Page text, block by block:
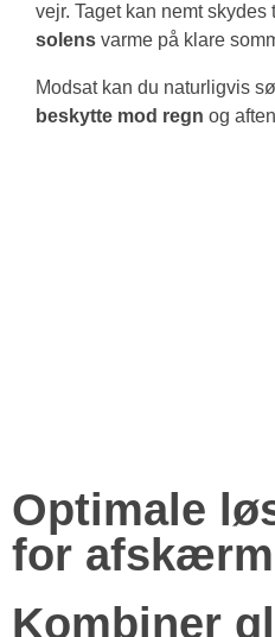
vejr. Taget kan nemt skydes
solens varme på klare
Modsat kan du naturligvis
beskytte mod regn og
Optimale
for
Kombiner